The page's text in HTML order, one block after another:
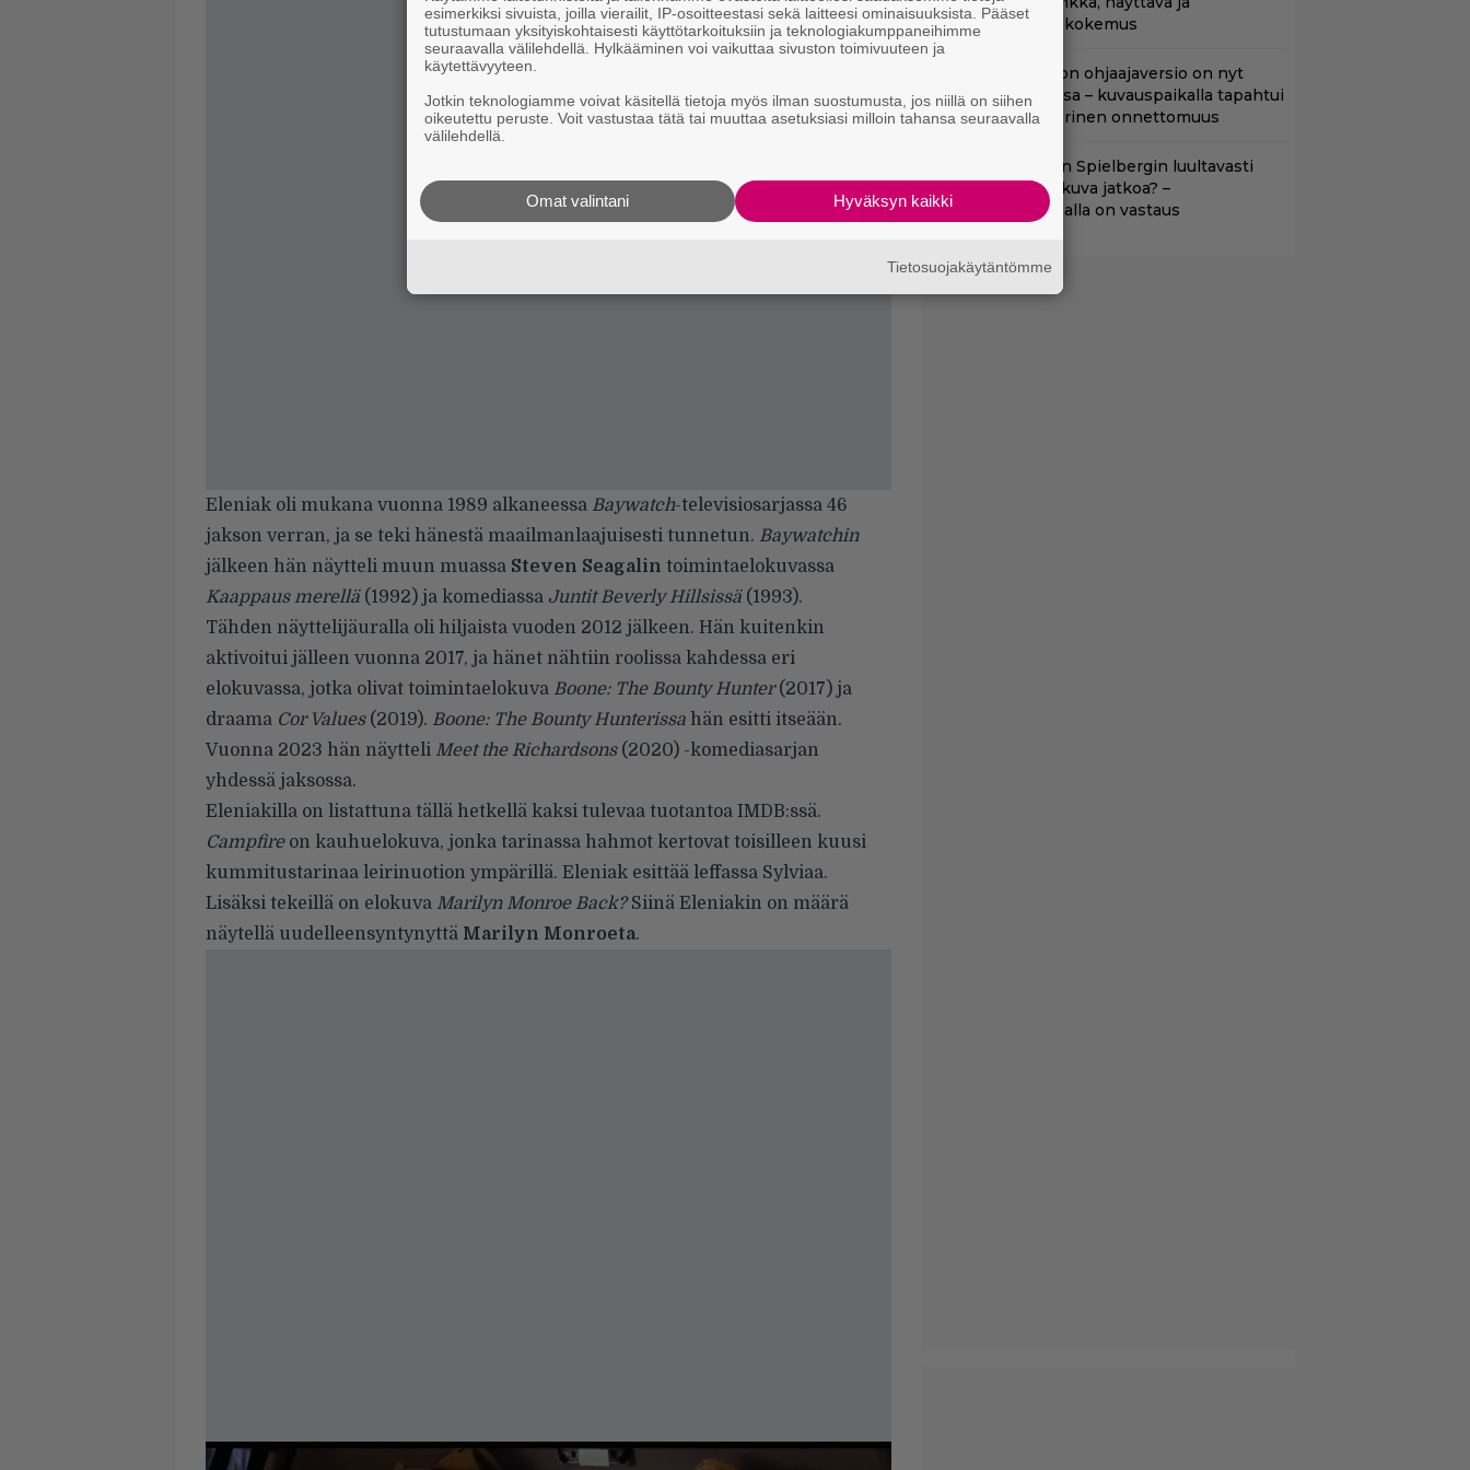
Eleniak oli mukana vuonna 1989 alkaneessa Baywatch-televisiosarjassa 46
jakson verran, ja se teki hänestä maailmanlaajuisesti tunnetun. Baywatchin
jälkeen hän näytteli muun muassa Steven Seagalin toimintaelokuvassa
Kaappaus merellä (1992) ja komediassa Juntit Beverly Hillsissä (1993).
Tähden näyttelijäuralla oli hiljaista vuoden 2012 jälkeen. Hän kuitenkin
aktivoitui jälleen vuonna 2017, ja hänet nähtiin roolissa kahdessa eri
elokuvassa, jotka olivat toimintaelokuva Boone: The Bounty Hunter(2017) ja
draama Cor Values(2019). Boone: The Bounty Hunterissa hän esitti itseään.
Vuonna 2023 hän näytteli Meet the Richardsons(2020) -komediasarjan
yhdessä jaksossa.
Eleniakilla on listattuna tällä hetkellä kaksi tulevaa tuotantoa IMDB:ssä.
Campfire on kauhuelokuva, jonka tarinassa hahmot kertovat toisilleen kuusi
kummitustarinaa leirinuotion ympärillä. Eleniak esittää leffassa Sylviaa.
Lisäksi tekeillä on elokuva Marilyn Monroe Back?Siinä Eleniakin on määrä
näytellä uudelleensyntynyttä Marilyn Monroeta.
satumainen kokemus
Scifi-klassikon ohjaajaversio on nyt
suoratoistossa – kuvauspaikalla tapahtui
kauhea ja verinen onnettomuus
Saako Steven Spielbergin luultavasti
huonoin elokuva jatkoa? –
Käsikirjoittajalla on vastaus
esimerkiksi sivuista, joilla vierailit, IP-osoitteestasi sekä laitteesi ominaisuuksista. Pääset
tutustumaan yksityiskohtaisesti käyttötarkoituksiin ja teknologiakumppaneihimme
seuraavalla välilehdellä. Hylkääminen voi vaikuttaa sivuston toimivuuteen ja
käytettävyyteen.
Jotkin teknologiamme voivat käsitellä tietoja myös ilman suostumusta, jos niillä on siihen
oikeutettu peruste. Voit vastustaa tätä tai muuttaa asetuksiasi milloin tahansa seuraavalla
välilehdellä.
Hyväksyn kaikki
Omat valintani
Tietosuojakäytäntömme